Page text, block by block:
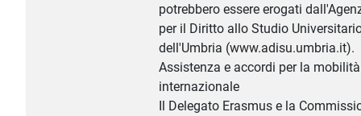
potrebbero essere erogati
per il Diritto allo Studio
dell'Umbria (www.adisu.umbria.it).
Assistenza e accordi per la mobilità
internazionale
Il Delegato Erasmus e la